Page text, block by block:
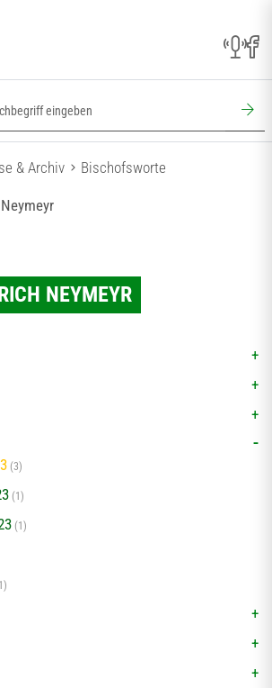
& Archiv Bischofsworte
NEYMEYR
(3)
(1)
(1)